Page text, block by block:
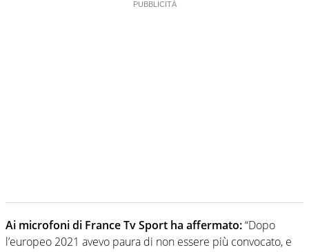
Ai microfoni di France Tv Sport ha affermato:“Dopo
l’europeo 2021 avevo paura di non essere più convocato, e